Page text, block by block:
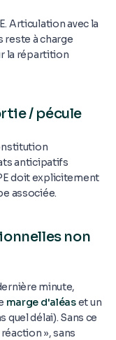
Articulation avec la
à charge
la répartition
/ pécule
anticipatifs
doit explicitement
associée.
non
minute,
marge d'aléaset un
quel délai). Sans ce
», sans